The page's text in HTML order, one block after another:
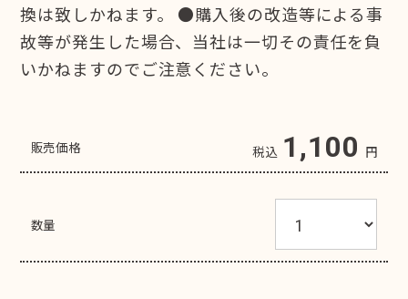
換は致しかねます。 ●購入後の改造等による事
故等が発生した場合、当社は一切その責任を負
いかねますのでご注意ください。
販売価格 税込 1,100 円
数量